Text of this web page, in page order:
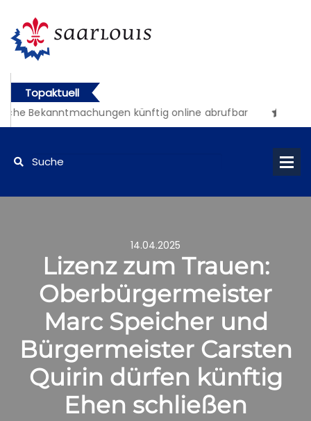
Topaktuell
Bekanntmachungen künftig online abrufbar
14.04.2025
Lizenz zum Trauen:
Oberbürgermeister
Marc Speicher und
Bürgermeister Carsten
Quirin dürfen künftig
Ehen schließen